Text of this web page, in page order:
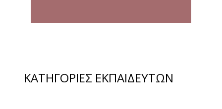
ΚΑΤΗΓΟΡΙΕΣ ΕΚΠΑΙΔΕΥΤΩΝ